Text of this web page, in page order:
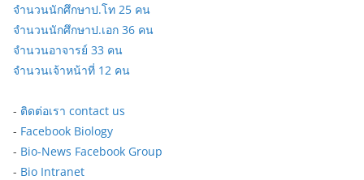
จำนวนนักศึกษาป.โท 25 คน
จำนวนนักศึกษาป.เอก 36 คน
จำนวนอาจารย์ 33 คน
จำนวนเจ้าหน้าที่ 12 คน
- ติดต่อเรา contact us
- Facebook Biology
- Bio-News Facebook Group
- Bio Intranet